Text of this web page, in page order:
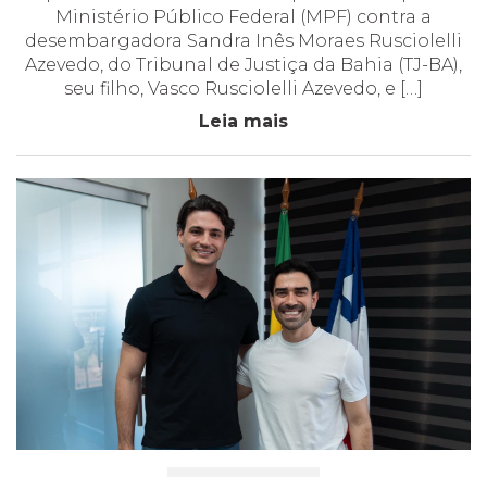
Ministério Público Federal (MPF) contra a
desembargadora Sandra Inês Moraes Rusciolelli
Azevedo, do Tribunal de Justiça da Bahia (TJ-BA),
seu filho, Vasco Rusciolelli Azevedo, e […]
Leia mais